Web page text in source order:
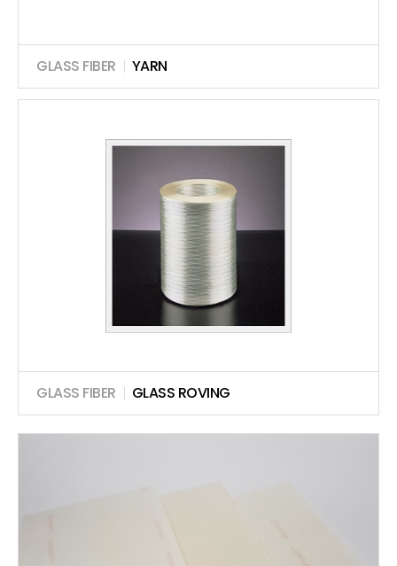
GLASS FIBER | YARN
GLASS FIBER | GLASS ROVING